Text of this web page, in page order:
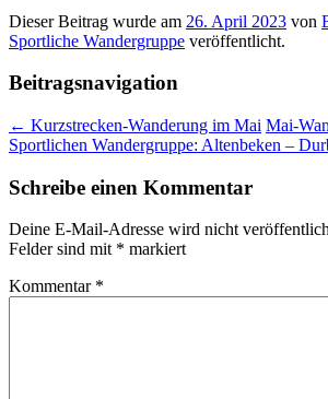
Dieser Beitrag wurde am 26. April 2023 von
Sportliche Wandergruppe veröffentlicht.
Beitragsnavigation
← Kurzstrecken-Wanderung im Mai Mai-
Sportlichen Wandergruppe: Altenbeken –
Schreibe einen Kommentar
Deine E-Mail-Adresse wird nicht
Felder sind mit * markiert
Kommentar *